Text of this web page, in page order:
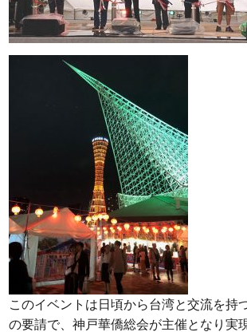
このイベントは日頃から台湾と交流を持
の要請で、神戸華僑総会が主催となり実